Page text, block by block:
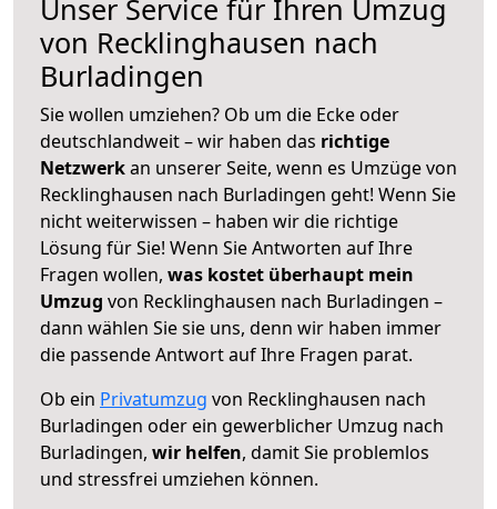
Unser Service für Ihren Umzug
von Recklinghausen nach
Burladingen
Sie wollen umziehen? Ob um die Ecke oder
deutschlandweit – wir haben das richtige
Netzwerkan unserer Seite, wenn es Umzüge von
Recklinghausen nach Burladingen geht! Wenn Sie
nicht weiterwissen – haben wir die richtige
Lösung für Sie! Wenn Sie Antworten auf Ihre
Fragen wollen, was kostet überhaupt mein
Umzug von Recklinghausen nach Burladingen –
dann wählen Sie sie uns, denn wir haben immer
die passende Antwort auf Ihre Fragen parat.
Ob ein Privatumzug von Recklinghausen nach
Burladingen oder ein gewerblicher Umzug nach
Burladingen, wir helfen, damit Sie problemlos
und stressfrei umziehen können.